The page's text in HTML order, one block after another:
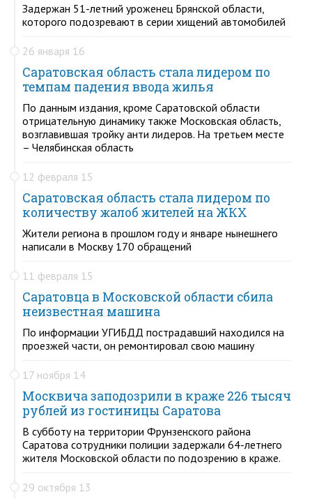
Задержан 51-летний уроженец Брянской области,
которого подозревают в серии хищений автомобилей
26 января 16
Саратовская область стала лидером по
темпам падения ввода жилья
По данным издания, кроме Саратовской области
отрицательную динамику также Московская область,
возглавившая тройку анти лидеров. На третьем месте
– Челябинская область
12 февраля 15
Саратовская область стала лидером по
количеству жалоб жителей на ЖКХ
Жители региона в прошлом году и январе нынешнего
написали в Москву 170 обращений
11 февраля 15
Саратовца в Московской области сбила
неизвестная машина
По информации УГИБДД пострадавший находился на
проезжей части, он ремонтировал свою машину
17 ноября 14
Москвича заподозрили в краже 226 тысяч
рублей из гостиницы Саратова
В субботу на территории Фрунзенского района
Саратова сотрудники полиции задержали 64-летнего
жителя Московской области по подозрению в краже.
29 октября 13